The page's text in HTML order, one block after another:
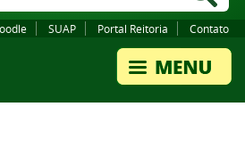
SUAP Portal Reitoria Contato